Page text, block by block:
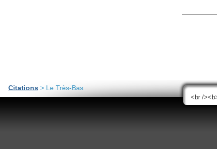
Citations > Le Très-Bas